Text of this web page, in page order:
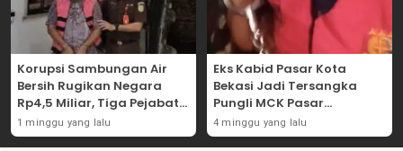
Korupsi Sambungan Air
Bersih Rugikan Negara
Rp4,5 Miliar, Tiga Pejabat
Perumda Dijerat
1 minggu yang lalu
Eks Kabid Pasar Kota
Bekasi Jadi Tersangka
Pungli MCK Pasar
Bantargebang
4 minggu yang lalu